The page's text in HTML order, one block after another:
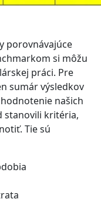
porovnávajúce
si môžu
práci. Pre
sumár výsledkov
našich
stanovili kritéria,
Tie sú